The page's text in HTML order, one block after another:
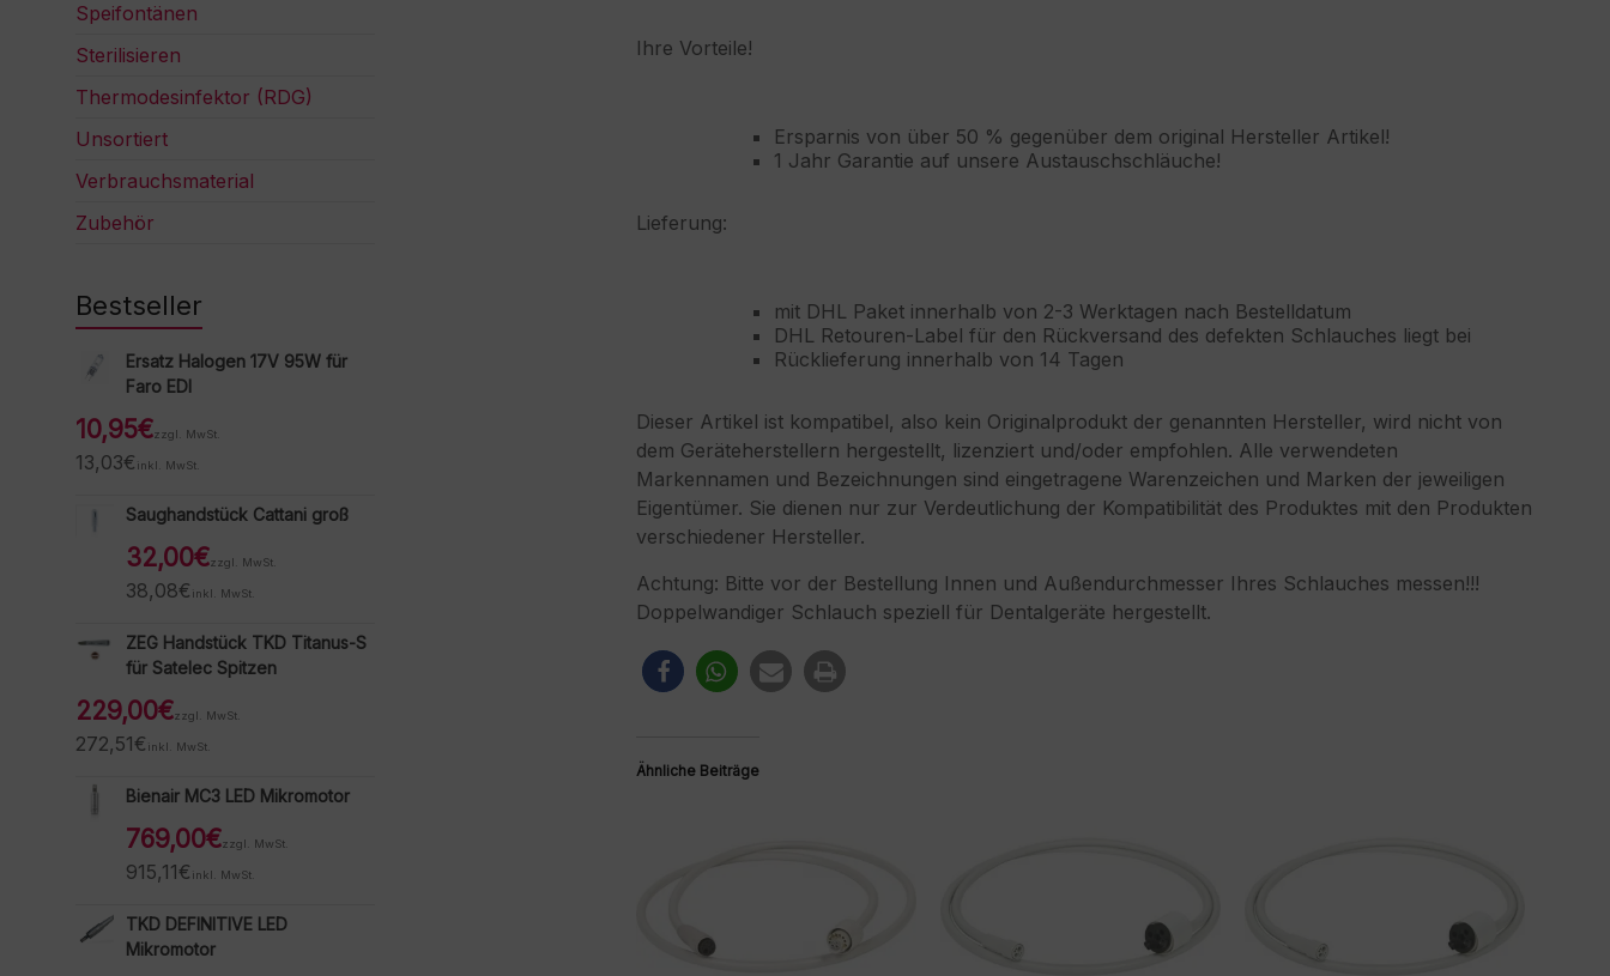
Ihre Vorteile!
Ersparnis von über 50 % gegenüber dem original Hersteller Artikel!
1 Jahr Garantie auf unsere Austauschschläuche!
Lieferung:
mit DHL Paket innerhalb von 2-3 Werktagen nach Bestelldatum
DHL Retouren-Label für den Rückversand des defekten Schlauches liegt bei
Rücklieferung innerhalb von 14 Tagen
Dieser Artikel ist kompatibel, also kein Originalprodukt der genannten Hersteller, wird nicht von
dem Geräteherstellern hergestellt, lizenziert und/oder empfohlen. Alle verwendeten
Markennamen und Bezeichnungen sind eingetragene Warenzeichen und Marken der jeweiligen
Eigentümer. Sie dienen nur zur Verdeutlichung der Kompatibilität des Produktes mit den Produkten
verschiedener Hersteller.
Achtung: Bitte vor der Bestellung Innen und Außendurchmesser Ihres Schlauches messen!!!
Doppelwandiger Schlauch speziell für Dentalgeräte hergestellt.
Ähnliche Beiträge
Speifontänen
Sterilisieren
Thermodesinfektor (RDG)
Unsortiert
Verbrauchsmaterial
Zubehör
Bestseller
Ersatz Halogen 17V 95W für
Faro EDI
10,95€zzgl. MwSt.
13,03€ inkl. MwSt.
Saughandstück Cattani groß
32,00€zzgl. MwSt.
38,08€ inkl. MwSt.
ZEG Handstück TKD Titanus-S
für Satelec Spitzen
229,00€zzgl. MwSt.
272,51€ inkl. MwSt.
Bienair MC3 LED Mikromotor
769,00€zzgl. MwSt.
915,11€ inkl. MwSt.
TKD DEFINITIVE LED
Mikromotor